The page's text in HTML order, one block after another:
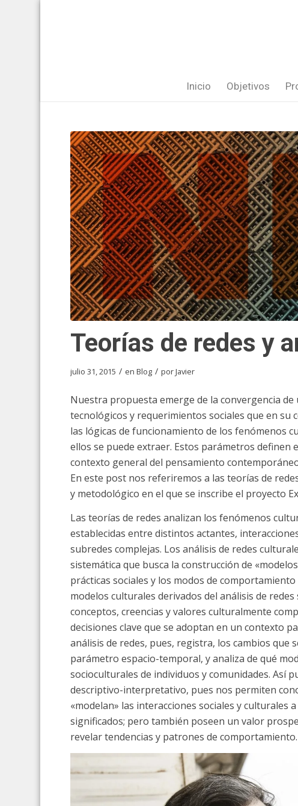
Inicio Objetivos
Teorías de redes y
julio 31, 2015 / enBlog / porJavier
Nuestra propuesta emerge de la convergencia
tecnológicos y requerimientos sociales que en
las lógicas de funcionamiento de los fenómenos
ellos se puede extraer. Estos parámetros
contexto general del pensamiento
En este post nos referiremos a las teorías de
y metodológico en el que se inscribe el proyecto
Las teorías de redes analizan los fenómenos
establecidas entre distintos actantes,
subredes complejas. Los análisis de redes
sistemática que busca la construcción de
prácticas sociales y los modos de
modelos culturales derivados del análisis de
conceptos, creencias y valores culturalmente
decisiones clave que se adoptan en un contexto
análisis de redes, pues, registra, los cambios que
parámetro espacio-temporal, y analiza de qué
socioculturales de individuos y comunidades. Así
descriptivo-interpretativo, pues nos permiten
«modelan» las interacciones sociales y culturales
significados; pero también poseen un valor
revelar tendencias y patrones de comportamiento.